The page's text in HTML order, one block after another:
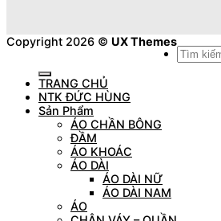
Copyright 2026 © UX Themes
Tìm
kiếm:
TRANG CHỦ
NTK ĐỨC HÙNG
Sản Phẩm
ÁO CHẦN BÔNG
ĐẦM
ÁO KHOÁC
ÁO DÀI
ÁO DÀI NỮ
ÁO DÀI NAM
ÁO